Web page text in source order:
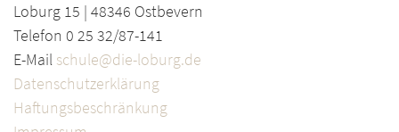
Loburg 15 | 48346 Ostbevern
Telefon 0 25 32/87-141
E-Mail schule@die-loburg.de
Datenschutzerklärung
Haftungsbeschränkung